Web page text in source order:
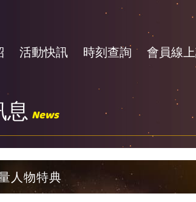
活動快訊 時刻查詢 會員線
息 News
人物特典